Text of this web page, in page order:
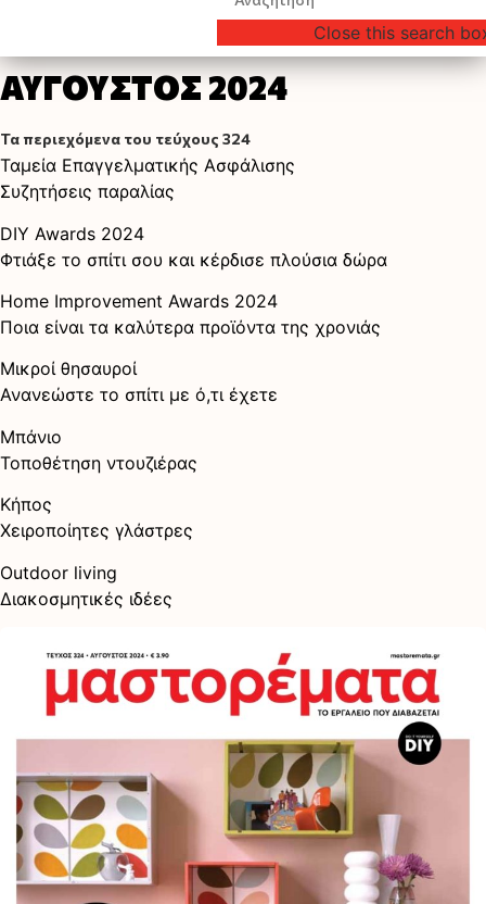
Close this search
ΑΥΓΟΥΣΤΟΣ 2024
Τα περιεχόμενα του τεύχους 324
Ταμεία Επαγγελματικής Ασφάλισης
Συζητήσεις παραλίας
DIY Awards 2024
Φτιάξε το σπίτι σου και κέρδισε πλούσια δώρα
Home Improvement Awards 2024
Ποια είναι τα καλύτερα προϊόντα της χρονιάς
Μικροί θησαυροί
Ανανεώστε το σπίτι με ό,τι έχετε
Μπάνιο
Τοποθέτηση ντουζιέρας
Κήπος
Χειροποίητες γλάστρες
Outdoor living
Διακοσμητικές ιδέες